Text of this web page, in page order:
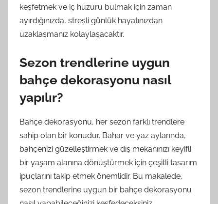
keşfetmek ve iç huzuru bulmak için zaman
ayırdığınızda, stresli günlük hayatınızdan
uzaklaşmanız kolaylaşacaktır.
Sezon trendlerine uygun
bahçe dekorasyonu nasıl
yapılır?
Bahçe dekorasyonu, her sezon farklı trendlere
sahip olan bir konudur. Bahar ve yaz aylarında,
bahçenizi güzelleştirmek ve dış mekanınızı keyifli
bir yaşam alanına dönüştürmek için çeşitli tasarım
ipuçlarını takip etmek önemlidir. Bu makalede,
sezon trendlerine uygun bir bahçe dekorasyonu